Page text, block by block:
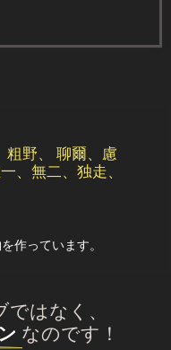
粗野、 聊爾、慮
、無二、独走、
作っています。
はなく、
なのです！